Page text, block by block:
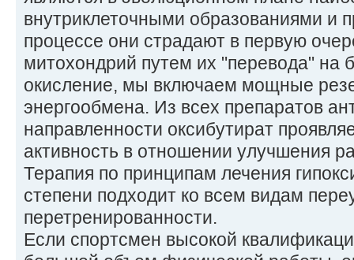
внутриклеточными образованиями и
процессе они страдают в первую
митохондрий путем их "перевода" на
окисление, мы включаем мощные
энергообмена. Из всех препаратов
направленности оксибутират
активность в отношении улучшения
Терапия по принципам лечения
степени подходит ко всем видам
перетренированности.
Если спортсмен высокой